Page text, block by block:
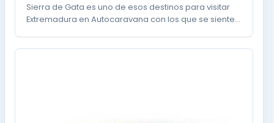
Sierra de Gata es uno de esos destinos para visitar
Extremadura en Autocaravana con los que se siente…